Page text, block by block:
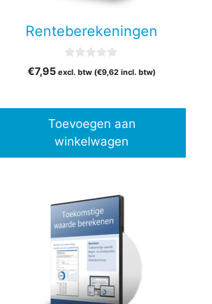
Renteberekeningen
v
5
€7,95 excl. btw (€9,62 incl. btw)
Toevoegen aan
winkelwagen